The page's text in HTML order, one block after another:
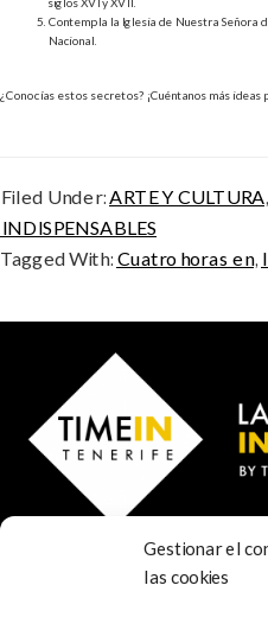
Gestionar el
las cookies
Contempla la Iglesia de Nuestra Señora
Nacional.
¿Conocías estos secretos? ¡Cuéntanos más ideas
Filed Under: ARTE Y CULTURA
INDISPENSABLES
Tagged With: Cuatro horas en,
© 2024 TIME IN